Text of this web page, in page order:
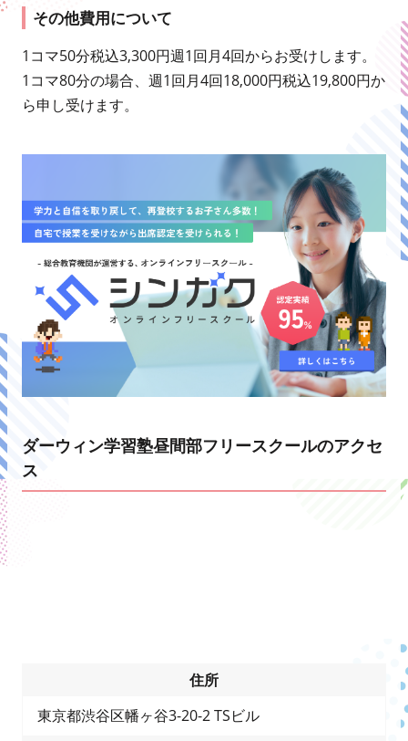
その他費用について
1コマ50分税込3,300円週1回月4回からお受けします。
1コマ80分の場合、週1回月4回18,000円税込19,800円か
ら申し受けます。
ダーウィン学習塾昼間部フリースクールのアクセ
ス
住所
東京都渋谷区幡ヶ谷3-20-2 TSビル